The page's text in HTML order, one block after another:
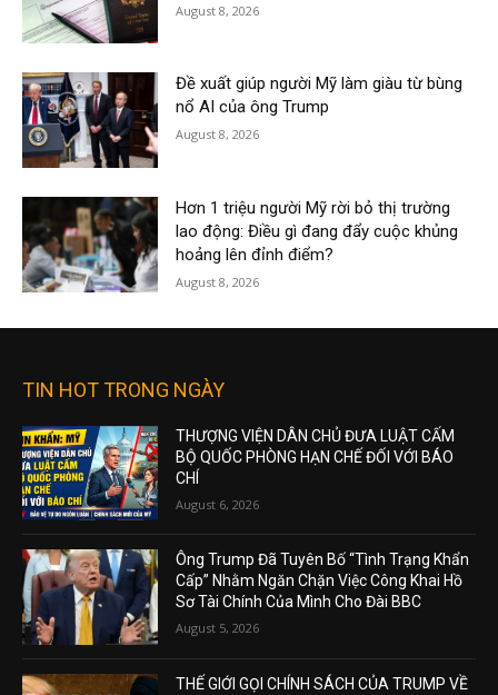
August 8, 2026
Đề xuất giúp người Mỹ làm giàu từ bùng
nổ AI của ông Trump
August 8, 2026
Hơn 1 triệu người Mỹ rời bỏ thị trường
lao động: Điều gì đang đẩy cuộc khủng
hoảng lên đỉnh điểm?
August 8, 2026
TIN HOT TRONG NGÀY
THƯỢNG VIỆN DÂN CHỦ ĐƯA LUẬT CẤM
BỘ QUỐC PHÒNG HẠN CHẾ ĐỐI VỚI BÁO
CHÍ
August 6, 2026
Ông Trump Đã Tuyên Bố “Tình Trạng Khẩn
Cấp” Nhằm Ngăn Chặn Việc Công Khai Hồ
Sơ Tài Chính Của Mình Cho Đài BBC
August 5, 2026
THẾ GIỚI GỌI CHÍNH SÁCH CỦA TRUMP VỀ